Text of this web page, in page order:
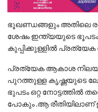
ഭൂഖണ്ഡങ്ങളും അതിലെ
ശേഷം ഇന്ത്യയുടെ
കുപ്പിക്കുള്ളിൽ
പ്രത്യേക ആകാശ
പുറത്തുള്ള കൃഷ്ണയുടെ
ഭുപടം ഒറ്റ നോട്ടത്തിൽ
പോകും .ആ രീതിയിലാണ്